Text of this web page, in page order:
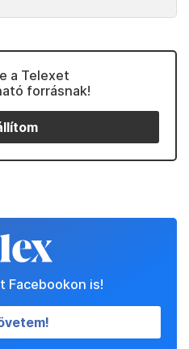
a Telexet
forrásnak!
Facebookon is!